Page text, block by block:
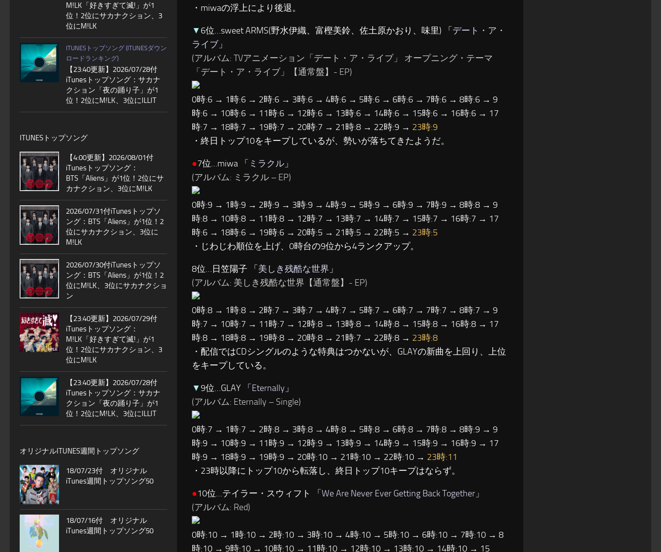
・miwaの浮上により後退。
▼ 6位…sweet ARMS(野水伊織、富樫美鈴、佐土原かおり、味里) 「 デート・ア・
ライブ」
(アルバム: TVアニメーション「デート・ア・ライブ」 オープニング・テーマ
「デート・ア・ライブ」【通常盤】- EP)
0時:6 → 1時:6 → 2時:6 → 3時:6 → 4時:6 → 5時:6 → 6時:6 → 7時:6 → 8時:6 → 9
時:6 → 10時:6 → 11時:6 → 12時:6 → 13時:6 → 14時:6 → 15時:6 → 16時:6 → 17
時:7 → 18時:7 → 19時:7 → 20時:7 → 21時:8 → 22時:9 → 23時:9
・終日トップ10をキープしているが、勢いが落ちてきたようだ。
●7位…miwa 「 ミラクル 」
(アルバム: ミラクル – EP)
0時:9 → 1時:9 → 2時:9 → 3時:9 → 4時:9 → 5時:9 → 6時:9 → 7時:9 → 8時:8 → 9
時:8 → 10時:8 → 11時:8 → 12時:7 → 13時:7 → 14時:7 → 15時:7 → 16時:7 → 17
時:6 → 18時:6 → 19時:6 → 20時:5 → 21時:5 → 22時:5 → 23時:5
・じわじわ順位を上げ、0時台の9位から4ランクアップ。
8位…日笠陽子 「 美しき残酷な世界 」
(アルバム: 美しき残酷な世界【通常盤】- EP)
0時:8 → 1時:8 → 2時:7 → 3時:7 → 4時:7 → 5時:7 → 6時:7 → 7時:7 → 8時:7 → 9
時:7 → 10時:7 → 11時:7 → 12時:8 → 13時:8 → 14時:8 → 15時:8 → 16時:8 → 17
時:8 → 18時:8 → 19時:8 → 20時:8 → 21時:7 → 22時:8 → 23時:8
・配信ではCDシングルのような特典はつかないが、GLAYの新曲を上回り、上位
をキープしている。
▼9位…GLAY 「 Eternally 」
(アルバム: Eternally – Single)
0時:7 → 1時:7 → 2時:8 → 3時:8 → 4時:8 → 5時:8 → 6時:8 → 7時:8 → 8時:9 → 9
時:9 → 10時:9 → 11時:9 → 12時:9 → 13時:9 → 14時:9 → 15時:9 → 16時:9 → 17
時:9 → 18時:9 → 19時:9 → 20時:10 → 21時:10 → 22時:10 → 23時:11
・23時以降にトップ10から転落し、終日トップ10キープはならず。
●10位…テイラー・スウィフト 「 We Are Never Ever Getting Back Together 」
(アルバム: Red)
0時:10 → 1時:10 → 2時:10 → 3時:10 → 4時:10 → 5時:10 → 6時:10 → 7時:10 → 8
時:10 → 9時:10 → 10時:10 → 11時:10 → 12時:10 → 13時:10 → 14時:10 → 15
M!LK「好きすぎて滅!」が1
位！2位にサカナクション、3
位にM!LK
ITUNESトップソング (ITUNESダウン
ロードランキング)
【23:40更新】2026/07/28付
iTunesトップソング：サカナ
クション「夜の踊り子」が1
位！2位にM!LK、3位にILLIT
ITUNESトップソング
【4:00更新】2026/08/01付
iTunesトップソング：
BTS「Aliens」が1位！2位にサ
カナクション、3位にM!LK
2026/07/31付iTunesトップソ
ング：BTS「Aliens」が1位！2
位にサカナクション、3位に
M!LK
2026/07/30付iTunesトップソ
ング：BTS「Aliens」が1位！2
位にM!LK、3位にサカナクショ
ン
【23:40更新】2026/07/29付
iTunesトップソング：
M!LK「好きすぎて滅!」が1
位！2位にサカナクション、3
位にM!LK
【23:40更新】2026/07/28付
iTunesトップソング：サカナ
クション「夜の踊り子」が1
位！2位にM!LK、3位にILLIT
オリジナルITUNES週間トップソング
18/07/23付 オリジナル
iTunes週間トップソング50
18/07/16付 オリジナル
iTunes週間トップソング50